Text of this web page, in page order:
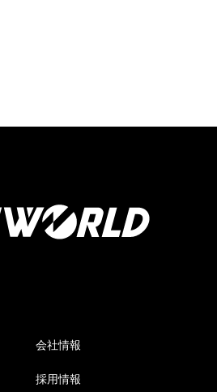
会社情報
採用情報